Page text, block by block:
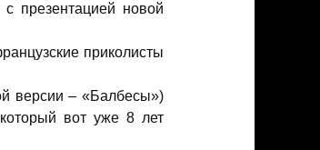
презентацией новой
приколисты
версии – «Балбесы»)
вот уже 8 лет